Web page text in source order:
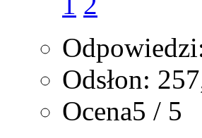
Odsłon:
Ocena5 / 5